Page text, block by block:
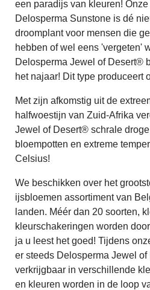
een paradijs van kleuren!
Delosperma Sunstone is dé
droomplant voor mensen die
hebben of wel eens 'vergeten'
Delosperma Jewel of Desert®
het najaar! Dit type produceert
Met zijn afkomstig uit de
halfwoestijn van Zuid-Afrika
Jewel of Desert® schrale
bloempotten en extreme
Celsius!
We beschikken over het
ijsbloemen assortiment van
landen. Méér dan 20 soorten,
kleurschakeringen worden
ja u leest het goed! Tijdens
er steeds Delosperma Jewel
verkrijgbaar in verschillende
en kleuren worden in de loop